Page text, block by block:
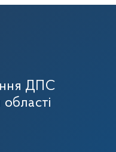
ДПС
області